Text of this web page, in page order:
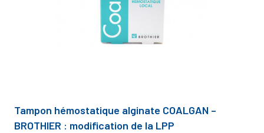
Tampon hémostatique alginate COALGAN –
BROTHIER : modification de la LPP